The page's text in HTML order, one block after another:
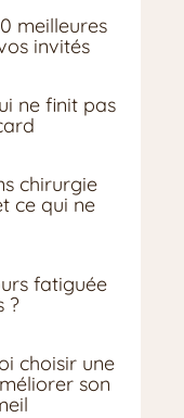
meilleures
invités
ne finit pas
chirurgie
ce qui ne
fatiguée
?
choisir une
son